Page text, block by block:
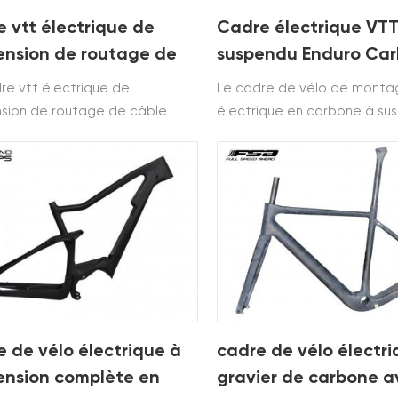
vtt électrique de
de routage de
entièrement interne
vtt électrique de
de routage de câble
toray t700&t800.il utilise un
interne des câbles et
d'un système de moteur
Cadre électrique
suspendu Enduro
Le cadre de vélo de
électrique en carbone à
construit à partir de Toray
T700&T800.Il utilise le
moteur BAFANG M500/
réussi le test ISO4210.
de vélo électrique à
complète en
cadre de vélo
gravier de carbone